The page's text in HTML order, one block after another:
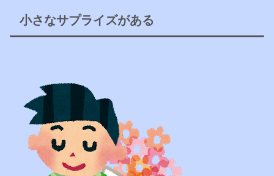
小さなサプライズがある